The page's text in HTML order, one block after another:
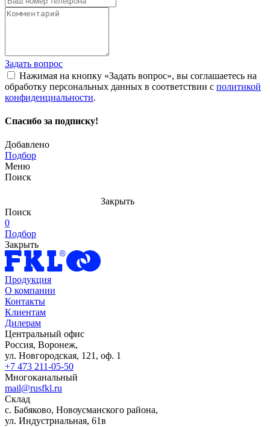
Задать вопрос
Нажимая на кнопку «Задать вопрос», вы соглашаетесь на
обработку персональных данных в соответствии с политикой
конфиденциальности.
Спасибо за подписку!
Добавлено
Подбор
Меню
Поиск
Закрыть
Поиск
0
Подбор
Закрыть
Продукция
О компании
Контакты
Клиентам
Дилерам
Центральный офис
Россия, Воронеж,
ул. Новгородская, 121, оф. 1
+7 473 211-05-50
Многоканальный
mail@rusfkl.ru
Склад
с. Бабяково, Новоусманского района,
ул. Индустриальная, 61в